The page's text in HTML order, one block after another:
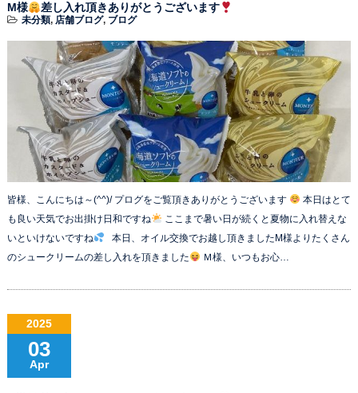
M様 差し入れ頂きありがとうございます
未分類, 店舗ブログ, ブログ
皆様、こんにちは～(^^)/ プログをご覧頂きありがとうございます
本日はとて
も良い天気でお出掛け日和ですね
ここまで暑い日が続くと夏物に入れ替えな
いといけないですね
本日、オイル交換でお越し頂きましたM様よりたくさん
のシュークリームの差し入れを頂きました
Ｍ様、いつもお心…
2025
03
Apr